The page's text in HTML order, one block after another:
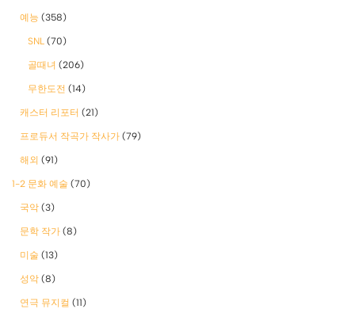
예능 (358)
SNL (70)
골때녀 (206)
무한도전 (14)
캐스터 리포터 (21)
프로듀서 작곡가 작사가 (79)
해외 (91)
1-2 문화 예술 (70)
국악 (3)
문학 작가 (8)
미술 (13)
성악 (8)
연극 뮤지컬 (11)